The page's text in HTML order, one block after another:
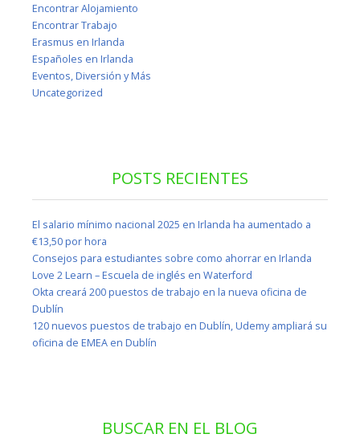
Encontrar Alojamiento
Encontrar Trabajo
Erasmus en Irlanda
Españoles en Irlanda
Eventos, Diversión y Más
Uncategorized
POSTS RECIENTES
El salario mínimo nacional 2025 en Irlanda ha aumentado a
€13,50 por hora
Consejos para estudiantes sobre como ahorrar en Irlanda
Love 2 Learn – Escuela de inglés en Waterford
Okta creará 200 puestos de trabajo en la nueva oficina de
Dublín
120 nuevos puestos de trabajo en Dublín, Udemy ampliará su
oficina de EMEA en Dublín
BUSCAR EN EL BLOG